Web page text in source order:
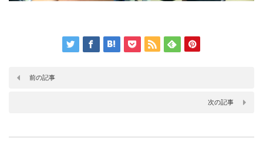
前の記事
次の記事